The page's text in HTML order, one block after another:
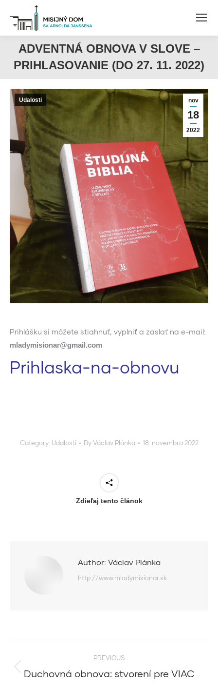
ADVENTNÁ OBNOVA V SLOVE –
PRIHLASOVANIE (DO 27. 11. 2022)
nov
18
2022
Udalosti
Prihlášku si môžete stiahnuť, vyplniť a zaslať na e-mail:
mladymisionar@gmail.com
Prihlaska-na-obnovu
Category: Udalosti ByVáclav Plánka 18. novembra 2022
Zdieľaj tento článok
Author: Václav Plánka
http://www.mladymisionar.sk
navigation
PREVIOUS
Previous
Duchovná obnova: stvorení pre VIAC